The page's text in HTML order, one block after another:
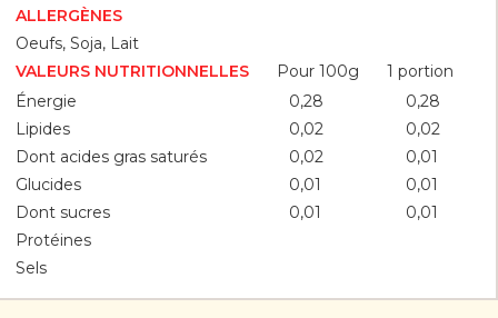
ALLERGÈNES
Oeufs, Soja, Lait
VALEURS NUTRITIONNELLES
Pour 100g
1 portion
Énergie
Lipides
Dont acides gras saturés
Glucides
Dont sucres
Protéines
Sels
0,28
0,02
0,02
0,01
0,01
0,28
0,02
0,01
0,01
0,01